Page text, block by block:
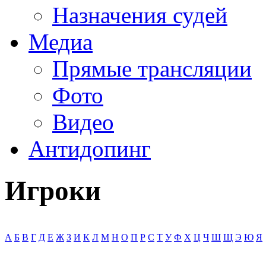
Назначения судей
Медиа
Прямые трансляции
Фото
Видео
Антидопинг
Игроки
А Б В Г Д Е Ж З И К Л М Н О П Р С Т У Ф Х Ц Ч Ш Щ Э Ю Я